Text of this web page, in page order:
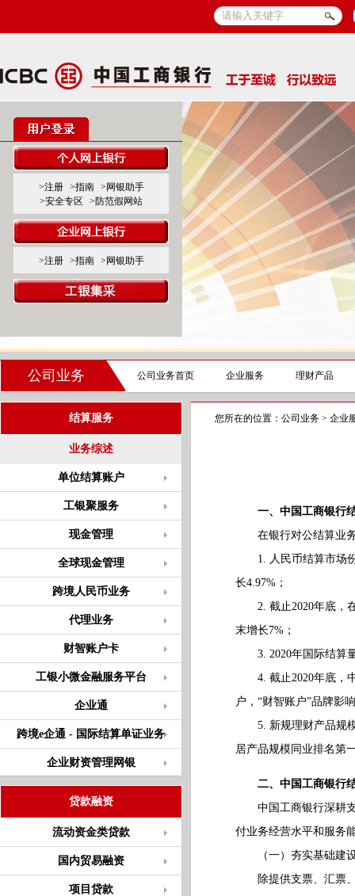
>注册 >指南
>网银助手
>安全专区
>防范假网站
>注册 >指南 >网银助手
公司业务 公司业务首页 企业服务 理财产品
结算服务
业务综述
单位结算账户
工银聚服务
现金管理
全球现金管理
跨境人民币业务
代理业务
财智账户卡
工银小微金融服务平台
企业通
跨境e企通 - 国际结算单证业务
企业财资管理网银
贷款融资
流动资金类贷款
国内贸易融资
项目贷款
您所在的位置： 公司业务 > 企业
一、中国工商银行
在银行对公结算业务
1. 人民币结算市场份
长4.97%；
2. 截止2020年底，在
末增长7%；
3. 2020年国际结算量
4. 截止2020年底，中
户，“财智账户”品牌影
5. 新规理财产品规模
居产品规模同业排名第
二、中国工商银行
中国工商银行深耕支
付业务经营水平和服务
（一）夯实基础建设
除提供支票、汇票、